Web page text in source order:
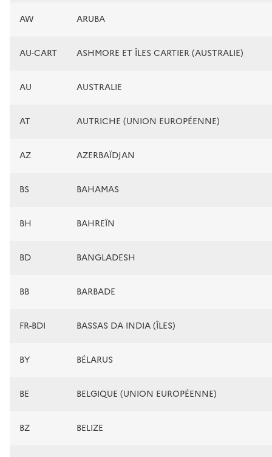
AW ARUBA
AU-CART ASHMORE ET ÎLES CARTIER (AUSTRALIE)
AU AUSTRALIE
AT AUTRICHE (UNION EUROPÉENNE)
AZ AZERBAÏDJAN
BS BAHAMAS
BH BAHREÏN
BD BANGLADESH
BB BARBADE
FR-BDI BASSAS DA INDIA (ÎLES)
BY BÉLARUS
BE BELGIQUE (UNION EUROPÉENNE)
BZ BELIZE